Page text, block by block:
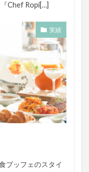
Chef Ropi[…]
実績
ブッフェのスタイ